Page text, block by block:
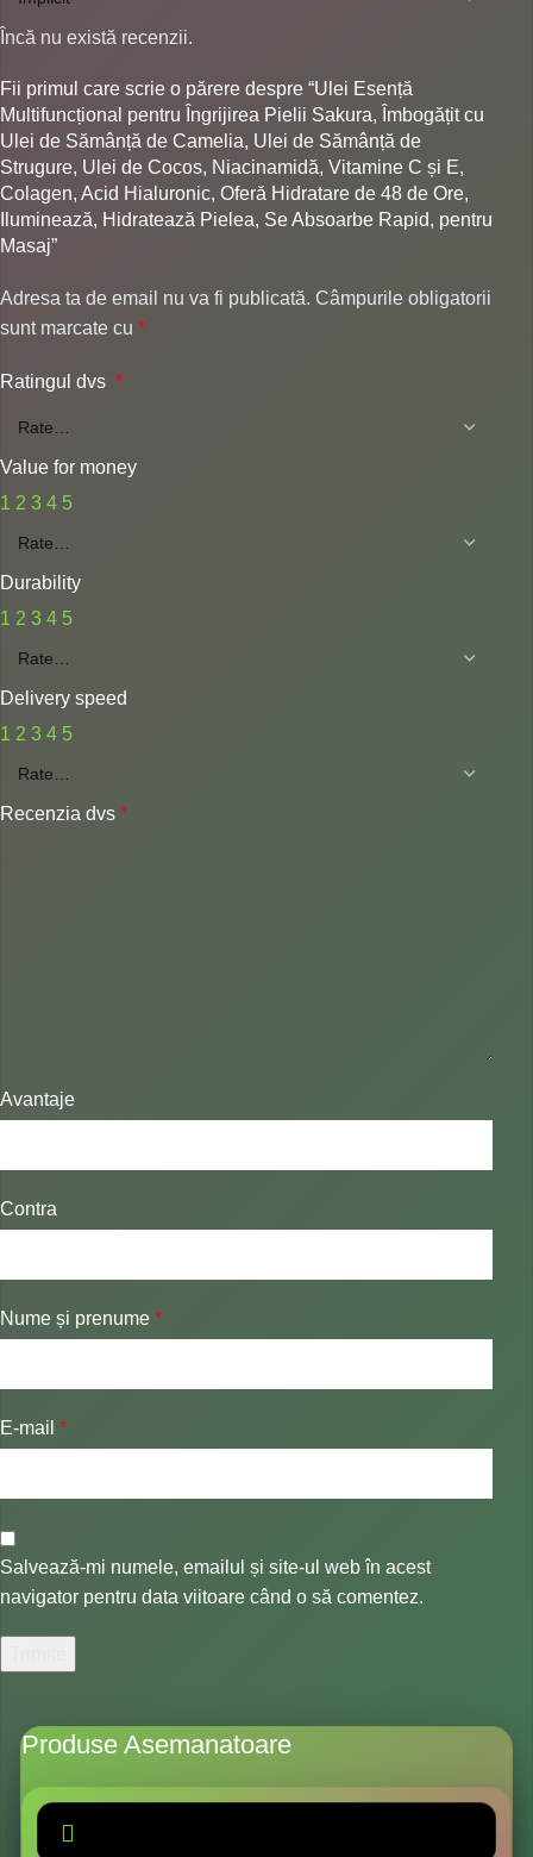
Încă nu există recenzii.
Fii primul care scrie o părere despre “Ulei Esență
Multifuncțional pentru Îngrijirea Pielii Sakura, Îmbogățit cu
Ulei de Sămânță de Camelia, Ulei de Sămânță de
Strugure, Ulei de Cocos, Niacinamidă, Vitamine C și E,
Colagen, Acid Hialuronic, Oferă Hidratare de 48 de Ore,
Iluminează, Hidratează Pielea, Se Absoarbe Rapid, pentru
Masaj”
Adresa ta de email nu va fi publicată. Câmpurile obligatorii
sunt marcate cu*
Ratingul dvs*
Value for money
1 2 3 4 5
Durability
1 2 3 4 5
Delivery speed
1 2 3 4 5
Recenzia dvs*
Avantaje
Contra
Nume și prenume*
E-mail*
Salvează-mi numele, emailul și site-ul web în acest
navigator pentru data viitoare când o să comentez.
Produse Asemanatoare